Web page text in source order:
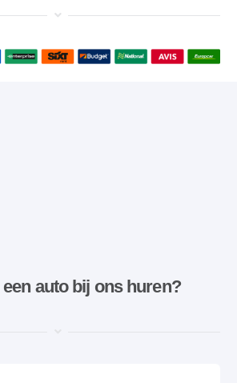
​​auto bij ons huren?